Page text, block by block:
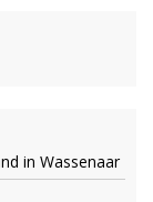
in Wassenaar